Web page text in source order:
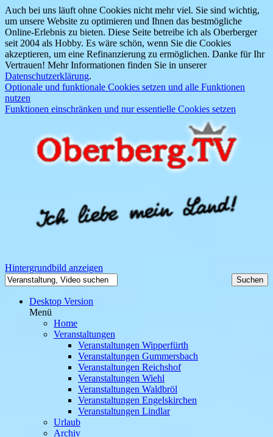
Auch bei uns läuft ohne Cookies nicht mehr viel. Sie sind wichtig,
um unsere Website zu optimieren und Ihnen das bestmögliche
Online-Erlebnis zu bieten. Diese Seite betreibe ich als Oberberger
seit 2004 als Hobby. Es wäre schön, wenn Sie die Cookies
akzeptieren, um eine Refinanzierung zu ermöglichen. Danke für Ihr
Vertrauen! Mehr Informationen finden Sie in unserer
Datenschutzerklärung.
Optionale und funktionale Cookies setzen und alle Funktionen
nutzen
Funktionen einschränken und nur essentielle Cookies setzen
Hintergrundbild anzeigen
Desktop Version
Menü
Home
Veranstaltungen
Veranstaltungen Wipperfürth
Veranstaltungen Gummersbach
Veranstaltungen Reichshof
Veranstaltungen Wiehl
Veranstaltungen Waldbröl
Veranstaltungen Engelskirchen
Veranstaltungen Lindlar
Urlaub
Archiv